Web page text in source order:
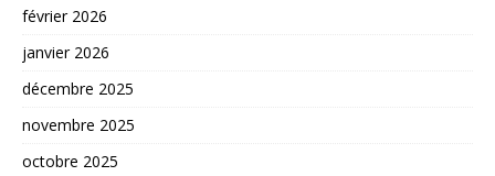
février 2026
janvier 2026
décembre 2025
novembre 2025
octobre 2025